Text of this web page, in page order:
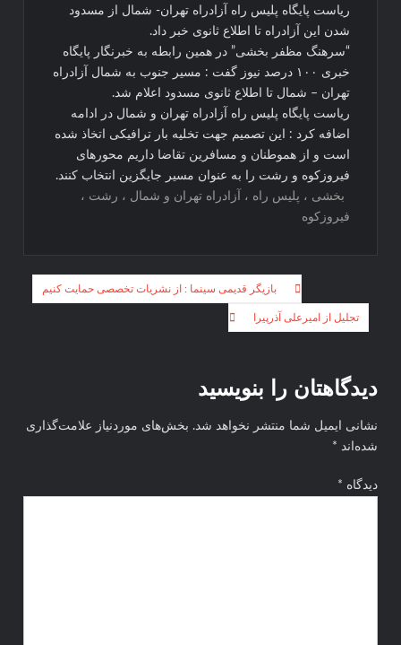
ریاست پایگاه پلیس راه آزادراه تهران- شمال از مسدود
شدن این آزادراه تا اطلاع ثانوی خبر داد.
“سرهنگ مظفر بخشی” در همین رابطه به خبرنگار پایگاه
خبری ۱۰۰ درصد نیوز گفت : مسیر جنوب به شمال آزادراه
تهران – شمال تا اطلاع ثانوی مسدود اعلام شد.
ریاست پایگاه پلیس راه آزادراه تهران و شمال در ادامه
اضافه کرد : این تصمیم جهت تخلیه بار ترافیکی اتخاذ شده
است و از هموطنان و مسافرین تقاضا داریم محورهای
فیروزکوه و رشت را به عنوان مسیر جایگزین انتخاب کنند‌.
بخشی ، پلیس راه ، آزادراه تهران و شمال ، رشت ،
فیروزکوه
نوشته
بازیگر قدیمی سینما : از نشریات تخصصی حمایت کنیم
تجلیل از امیرعلی آذرپیرا
دیدگاهتان را بنویسید
نشانی ایمیل شما منتشر نخواهد شد. بخش‌های موردنیاز علامت‌گذاری
شده‌اند *
دیدگاه *